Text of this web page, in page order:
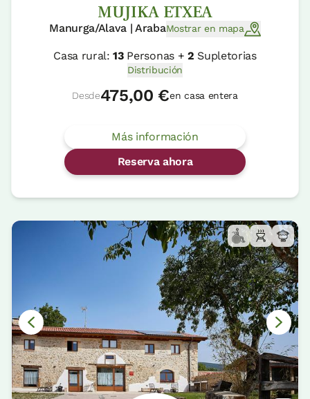
MUJIKA ETXEA
Manurga/Alava | ArabaMostrar en mapa
Casa rural:13Personas + 2 Supletorias
Distribución
Desde475,00 €en casa entera
Más información
Reserva ahora